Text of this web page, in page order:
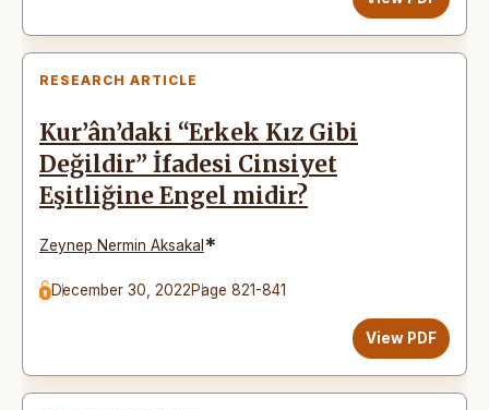
RESEARCH ARTICLE
Kur’ân’daki “Erkek Kız Gibi
Değildir” İfadesi Cinsiyet
Eşitliğine Engel midir?
Zeynep Nermin Aksakal *
December 30, 2022Page 821-841
View PDF